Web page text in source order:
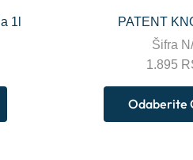
1l
PATENT
Šifra
1.895
Odaberite